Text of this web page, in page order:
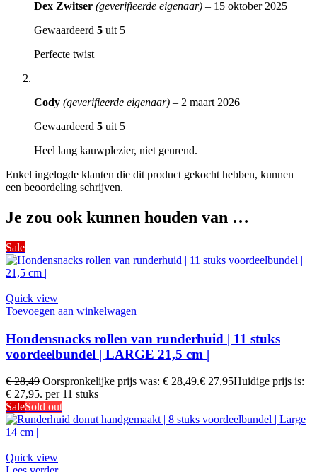
Dex Zwitser (geverifieerde eigenaar) – 15 oktober 2025
Gewaardeerd 5 uit 5
Perfecte twist
Cody (geverifieerde eigenaar) – 2 maart 2026
Gewaardeerd 5 uit 5
Heel lang kauwplezier, niet geurend.
Enkel ingelogde klanten die dit product gekocht hebben, kunnen
een beoordeling schrijven.
Je zou ook kunnen houden van …
Sale
Quick view
Toevoegen aan winkelwagen
Hondensnacks rollen van runderhuid | 11 stuks
voordeelbundel | LARGE 21,5 cm |
€28,49 Oorspronkelijke prijs was: € 28,49.€ 27,95Huidige prijs is:
€ 27,95. per 11 stuks
SaleSold out
Quick view